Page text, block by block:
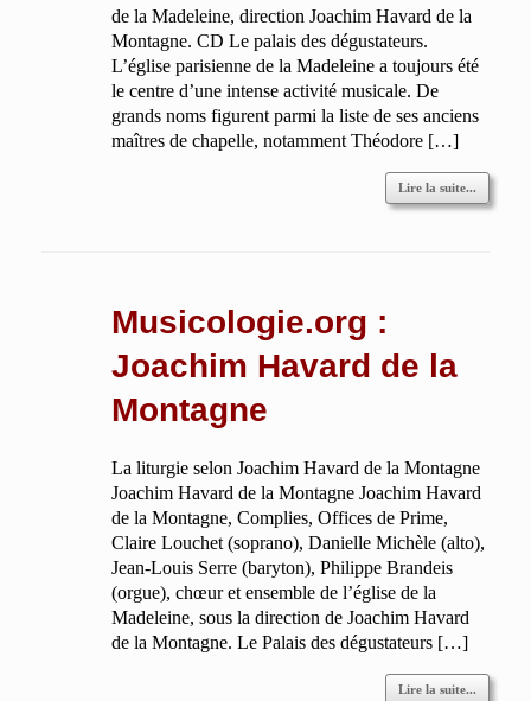
de la Madeleine, direction Joachim Havard de la
Montagne. CD Le palais des dégustateurs.
L’église parisienne de la Madeleine a toujours été
le centre d’une intense activité musicale. De
grands noms figurent parmi la liste de ses anciens
maîtres de chapelle, notamment Théodore […]
Lire la suite...
Musicologie.org :
Joachim Havard de la
Montagne
La liturgie selon Joachim Havard de la Montagne
Joachim Havard de la Montagne Joachim Havard
de la Montagne, Complies, Offices de Prime,
Claire Louchet (soprano), Danielle Michèle (alto),
Jean-Louis Serre (baryton), Philippe Brandeis
(orgue), chœur et ensemble de l’église de la
Madeleine, sous la direction de Joachim Havard
de la Montagne. Le Palais des dégustateurs […]
Lire la suite...